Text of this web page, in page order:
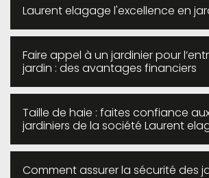
Laurent elagage l'excellence en
Faire appel à un jardinier pour
jardin : des avantages financiers
Taille de haie : faites confiance
jardiniers de la société Laurent
Comment assurer la sécurité des